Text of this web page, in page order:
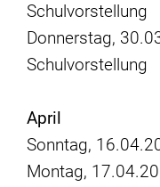
Schulvorstellung
Donnerstag,
Schulvorstellung
April
Sonntag,
Montag,